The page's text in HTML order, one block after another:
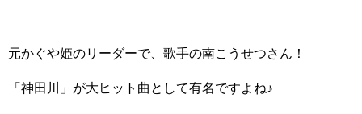
元かぐや姫のリーダーで、歌手の南こうせつさん！
「神田川」が大ヒット曲として有名ですよね♪